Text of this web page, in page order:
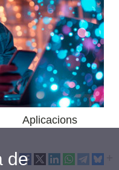
Aplicacions
de